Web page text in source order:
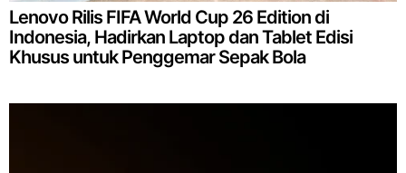
Lenovo Rilis FIFA World Cup 26 Edition di
Indonesia, Hadirkan Laptop dan Tablet Edisi
Khusus untuk Penggemar Sepak Bola